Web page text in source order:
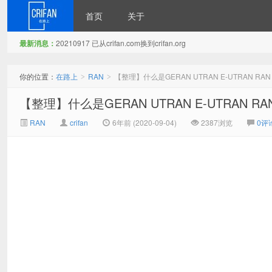
首页 关于
最新消息： 20210917 已从crifan.com换到crifan.org
你的位置： 在路上 > RAN > 【整理】什么是GERAN UTRAN E‐UTRAN RAN
【整理】什么是GERAN UTRAN E‐UTRAN
RAN crifan 6年前 (2020-09-04) 2387浏览 0评